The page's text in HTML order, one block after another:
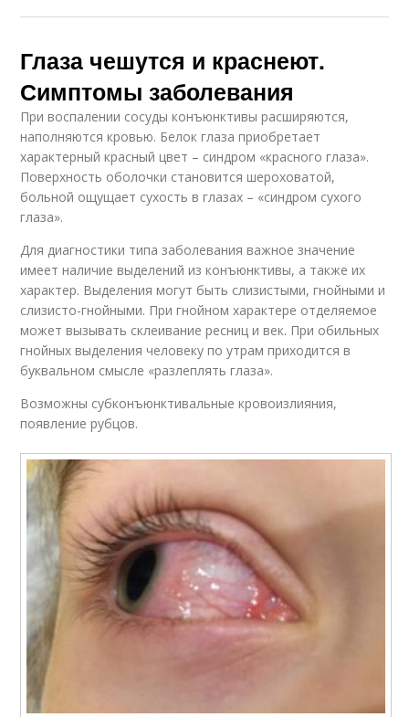
Глаза чешутся и краснеют.
Симптомы заболевания
При воспалении сосуды конъюнктивы расширяются,
наполняются кровью. Белок глаза приобретает
характерный красный цвет – синдром «красного глаза».
Поверхность оболочки становится шероховатой,
больной ощущает сухость в глазах – «синдром сухого
глаза».
Для диагностики типа заболевания важное значение
имеет наличие выделений из конъюнктивы, а также их
характер. Выделения могут быть слизистыми, гнойными и
слизисто-гнойными. При гнойном характере отделяемое
может вызывать склеивание ресниц и век. При обильных
гнойных выделения человеку по утрам приходится в
буквальном смысле «разлеплять глаза».
Возможны субконъюнктивальные кровоизлияния,
появление рубцов.